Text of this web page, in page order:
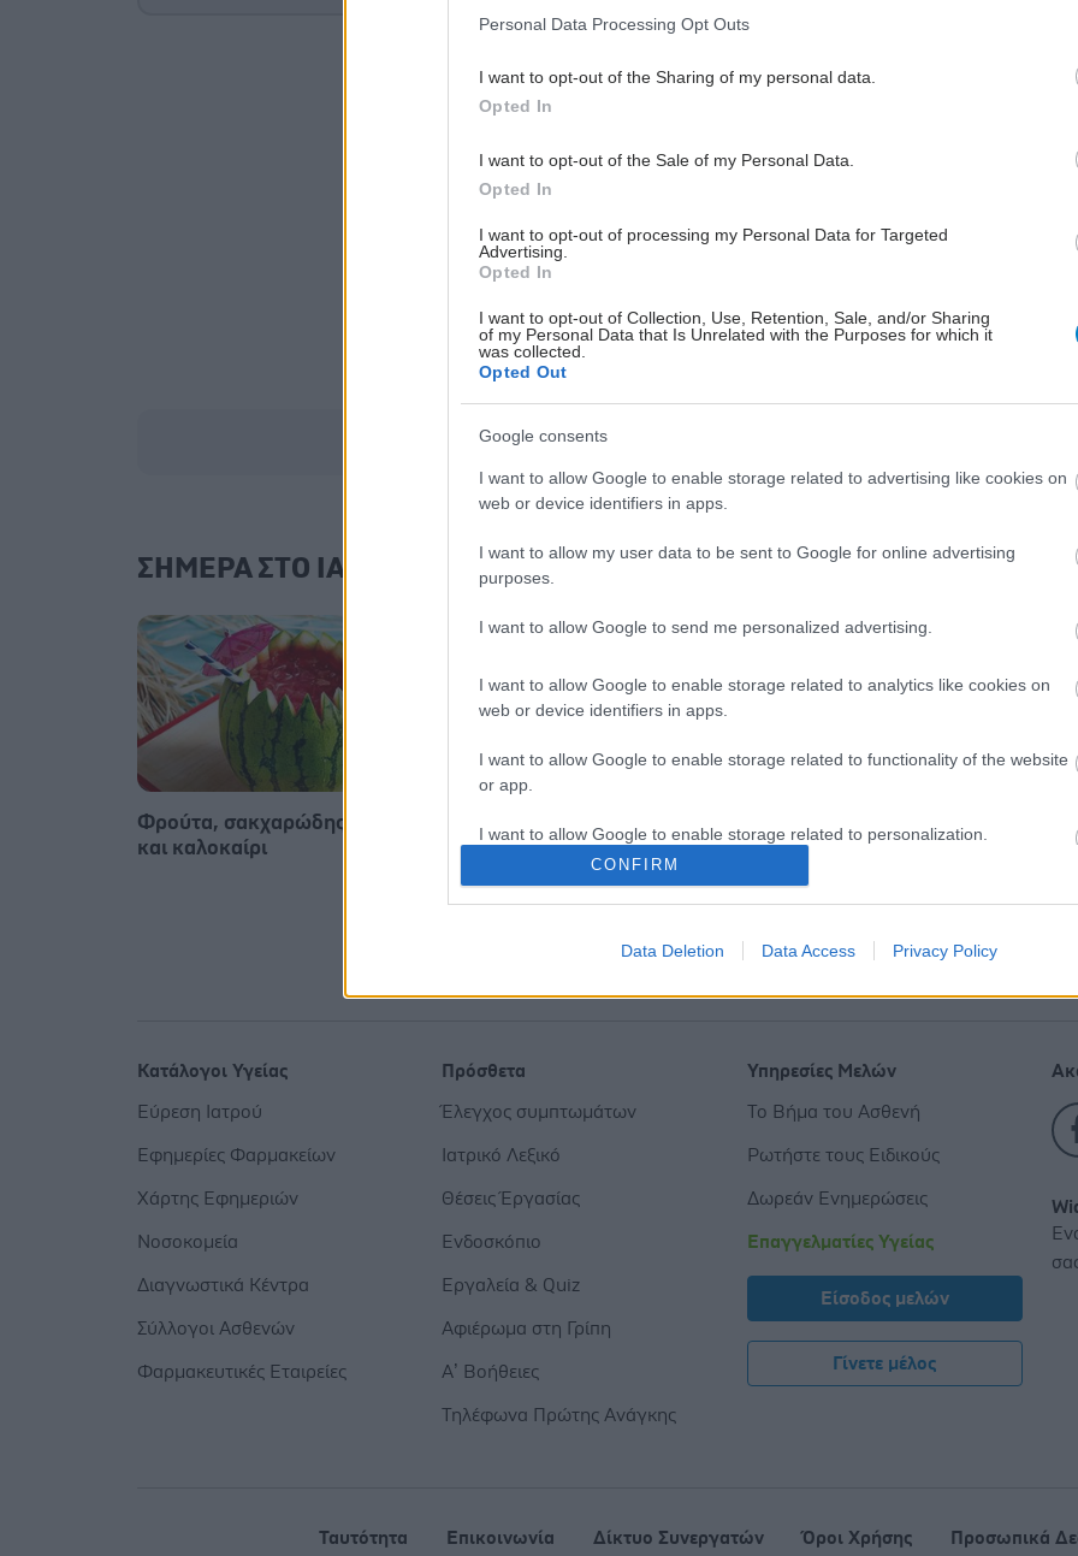
Personal Data Processing Opt Outs
I want to opt-out of the Sharing of my personal data.
Opted In
I want to opt-out of the Sale of my Personal Data.
Opted In
I want to opt-out of processing my Personal Data for Targeted
Advertising.
Opted In
I want to opt-out of Collection, Use, Retention, Sale, and/or Sharing
of my Personal Data that Is Unrelated with the Purposes for which it
was collected.
Opted Out
Google consents
I want to allow Google to enable storage related to advertising like cookies on
web or device identifiers in apps.
I want to allow my user data to be sent to Google for online advertising
purposes.
I want to allow Google to send me personalized advertising.
I want to allow Google to enable storage related to analytics like cookies on
web or device identifiers in apps.
I want to allow Google to enable storage related to functionality of the website
or app.
I want to allow Google to enable storage related to personalization.
I want to allow Google to enable storage related to security, including
CONFIRM
Data Deletion Data Access Privacy Policy
από αυτές τις μολυσματικές ασθένειες
χρόνια, ταυτόχρονα με την
ΣΗΜΕΡΑ ΣΤΟ IATRONET.GR
Φρούτα, σακχαρώδης διαβήτης
και καλοκαίρι
Σημάδια διπολικής διαταραχής Φυτικές ίνες και οι
Κατάλογοι Υγείας
Εύρεση Ιατρού
Εφημερίες Φαρμακείων
Χάρτης Εφημεριών
Νοσοκομεία
Διαγνωστικά Κέντρα
Σύλλογοι Ασθενών
Φαρμακευτικές Εταιρείες
Πρόσθετα
Έλεγχος συμπτωμάτων
Ιατρικό Λεξικό
Θέσεις Έργασίας
Ενδοσκόπιο
Εργαλεία & Quiz
Αφιέρωμα στη Γρίπη
Α’ Βοήθειες
Τηλέφωνα Πρώτης Ανάγκης
Υπηρεσίες Μελών
Το Βήμα του Ασθενή
Ρωτήστε τους Ειδικούς
Δωρεάν Ενημερώσεις
Επαγγελματίες Υγείας
Είσοδος μελών
Γίνετε μέλος
Ταυτότητα Επικοινωνία Δίκτυο Συνεργατών Όροι Χρήσης Προσωπικά